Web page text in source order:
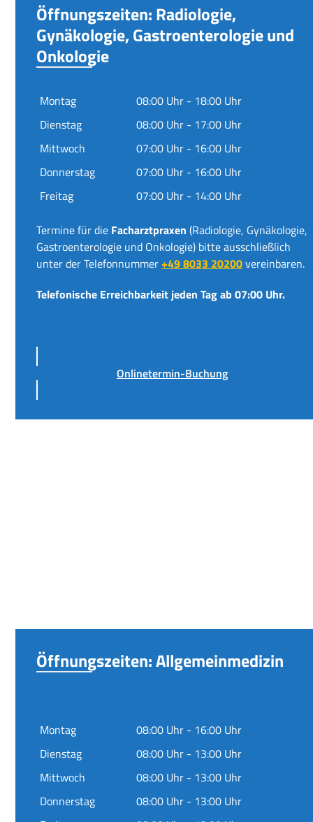
Öffnungszeiten: Radiologie,
Gynäkologie, Gastroenterologie und
Onkologie
Montag
08:00 Uhr - 18:00 Uhr
Dienstag
08:00 Uhr - 17:00 Uhr
Mittwoch
07:00 Uhr - 16:00 Uhr
Donnerstag
07:00 Uhr - 16:00 Uhr
Freitag
07:00 Uhr - 14:00 Uhr
Termine für die Facharztpraxen (Radiologie, Gynäkologie,
Gastroenterologie und Onkologie) bitte ausschließlich
unter der Telefonnummer+49 8033 20200vereinbaren.
Telefonische Erreichbarkeit jeden Tag ab 07:00 Uhr.
Onlinetermin-Buchung
Öffnungszeiten: Allgemeinmedizin
Montag
08:00 Uhr - 16:00 Uhr
Dienstag
08:00 Uhr - 13:00 Uhr
Mittwoch
08:00 Uhr - 13:00 Uhr
Donnerstag
08:00 Uhr - 13:00 Uhr